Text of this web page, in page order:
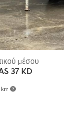
km
μέσου
37 KD